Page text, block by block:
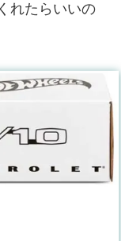
れたらいいの